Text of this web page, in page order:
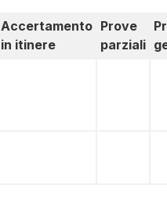
Accertamento
in itinere
Prove
parziali